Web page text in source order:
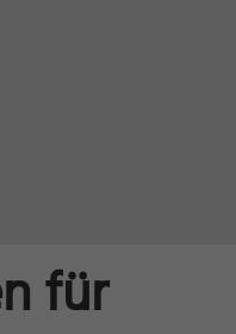
für